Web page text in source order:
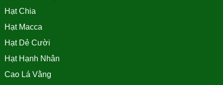
Hạt Chia
Hạt Macca
Hạt Dẻ Cười
Hạt Hạnh Nhân
Cao Lá Vằng